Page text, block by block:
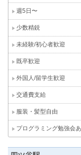
週5日〜
少数精鋭
未経験/初心者歓迎
既卒歓迎
外国人/留学生歓迎
交通費支給
服装・髪型自由
プログラミング勉強会